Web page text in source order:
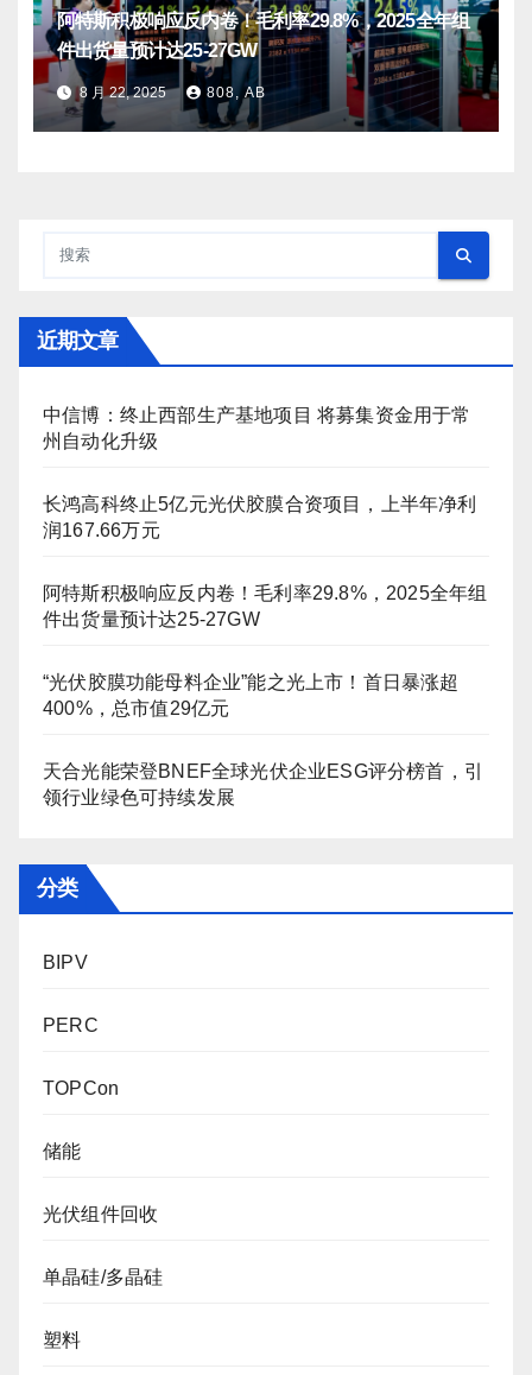
阿特斯积极响应反内卷！毛利率29.8%，2025全年组
件出货量预计达25-27GW
8 月 22, 2025 808, AB
近期文章
中信博：终止西部生产基地项目 将募集资金用于常
州自动化升级
长鸿高科终止5亿元光伏胶膜合资项目，上半年净利
润167.66万元
阿特斯积极响应反内卷！毛利率29.8%，2025全年组
件出货量预计达25-27GW
“光伏胶膜功能母料企业”能之光上市！首日暴涨超
400%，总市值29亿元
天合光能荣登BNEF全球光伏企业ESG评分榜首，引
领行业绿色可持续发展
分类
BIPV
PERC
TOPCon
储能
光伏组件回收
单晶硅/多晶硅
塑料